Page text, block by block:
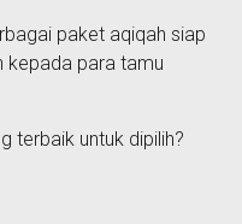
paket aqiqah siap
kepada para tamu
terbaik untuk dipilih?